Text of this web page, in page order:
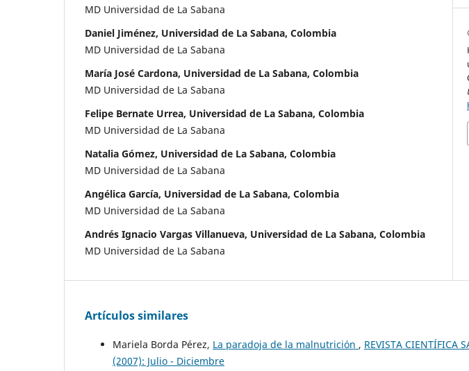
MD Universidad de La Sabana
Daniel Jiménez, Universidad de La Sabana, Colombia
MD Universidad de La Sabana
María José Cardona, Universidad de La Sabana, Colombia
MD Universidad de La Sabana
Felipe Bernate Urrea, Universidad de La Sabana, Colombia
MD Universidad de La Sabana
Natalia Gómez, Universidad de La Sabana, Colombia
MD Universidad de La Sabana
Angélica García, Universidad de La Sabana, Colombia
MD Universidad de La Sabana
Andrés Ignacio Vargas Villanueva, Universidad de La Sabana, Colombia
MD Universidad de La Sabana
Artículos similares
Mariela Borda Pérez, La paradoja de la malnutrición , REVISTA CIENTÍFICA
(2007): Julio - Diciembre